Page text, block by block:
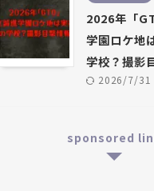
2026年「
学園ロケ地
学校？撮影
2026/7/31
sponsored